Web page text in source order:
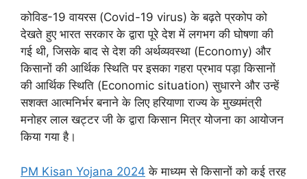
कोविड-19 वायरस (Covid-19 virus) के बढ़ते प्रकोप को
देखते हुए भारत सरकार के द्वारा पूरे देश में लगभग की घोषणा की
गई थी, जिसके बाद से देश की अर्थव्यवस्था (Economy) और
किसानों की आर्थिक स्थिति पर इसका गहरा प्रभाव पड़ा किसानों
की आर्थिक स्थिति (Economic situation) सुधारने और उन्हें
सशक्त आत्मनिर्भर बनाने के लिए हरियाणा राज्य के मुख्यमंत्री
मनोहर लाल खट्टर जी के द्वारा किसान मित्र योजना का आयोजन
किया गया है।
PM Kisan Yojana 2024 के माध्यम से किसानों को कई तरह